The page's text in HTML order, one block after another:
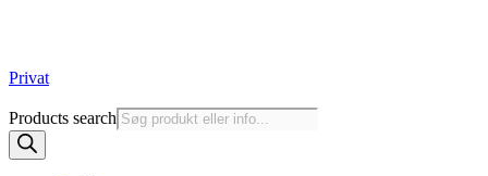
Privat
Products search